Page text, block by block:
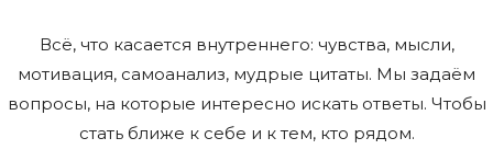
Всё, что касается внутреннего: чувства, мысли,
мотивация, самоанализ, мудрые цитаты. Мы задаём
вопросы, на которые интересно искать ответы. Чтобы
стать ближе к себе и к тем, кто рядом.